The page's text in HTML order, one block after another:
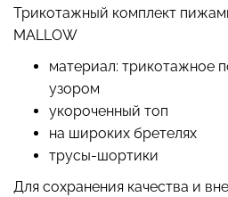
Трикотажный комплект
MALLOW
материал: трикотажное
узором
укороченный топ
на широких бретелях
трусы-шортики
Для сохранения качества и